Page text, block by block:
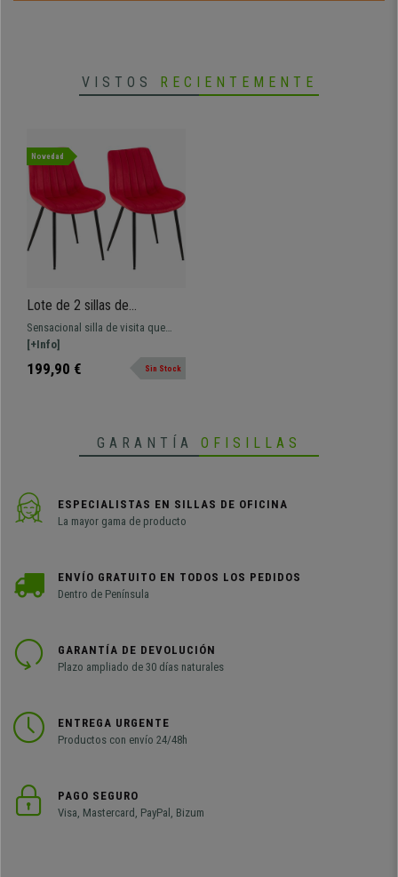
VISTOS RECIENTEMENTE
Novedad
Lote de 2 sillas de
Confidente ZEFIR, Grueso
Acolchado, Patas Metálicas,
Sensacional silla de visita que
presenta un cuidado diseño y
ofrece elevado grado de confort.
[+Info]
199,90 € Sin Stock
GARANTÍA OFISILLAS
ESPECIALISTAS EN SILLAS DE OFICINA
La mayor gama de producto
ENVÍO GRATUITO EN TODOS LOS PEDIDOS
Dentro de Península
GARANTÍA DE DEVOLUCIÓN
Plazo ampliado de 30 días naturales
ENTREGA URGENTE
Productos con envío 24/48h
PAGO SEGURO
Visa, Mastercard, PayPal, Bizum